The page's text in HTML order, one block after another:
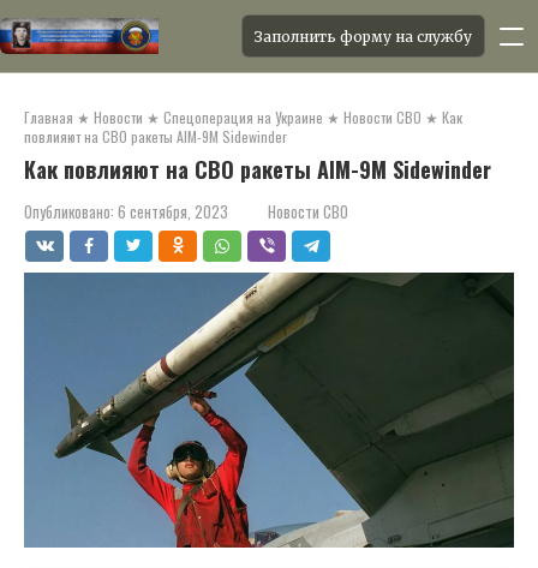
контенту
Заполнить форму на службу
Главная ★ Новости ★ Спецоперация на Украине ★ Новости СВО ★ Как
повлияют на СВО ракеты AIM-9M Sidewinder
Как повлияют на СВО ракеты AIM-9M Sidewinder
Опубликовано: 6 сентября, 2023 Новости СВО